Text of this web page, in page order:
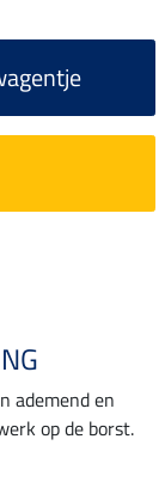
ademend en
op de borst.